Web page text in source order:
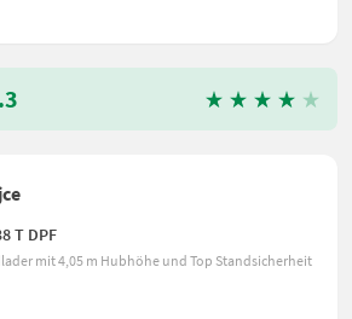
T DPF
mit 4,05 m Hubhöhe und Top Standsicherheit